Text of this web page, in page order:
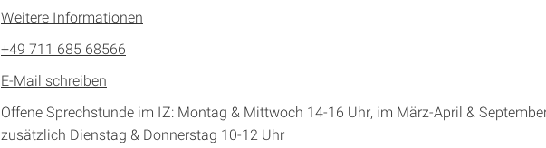
Weitere Informationen
+49 711 685 68566
E-Mail schreiben
Offene Sprechstunde im IZ: Montag & Mittwoch 14-16 Uhr, im März-April &
zusätzlich Dienstag & Donnerstag 10-12 Uhr